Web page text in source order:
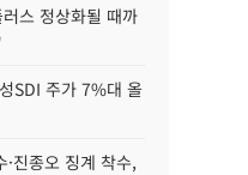
스 정상화될 때까
SDI 주가 7%대 올
진종오 징계 착수,